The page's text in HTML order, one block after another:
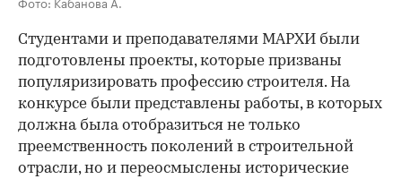
Студентами и преподавателями МАРХИ были
подготовлены проекты, которые призваны
популяризировать профессию строителя. На
конкурсе были представлены работы, в которых
должна была отобразиться не только
преемственность поколений в строительной
отрасли, но и переосмыслены исторические